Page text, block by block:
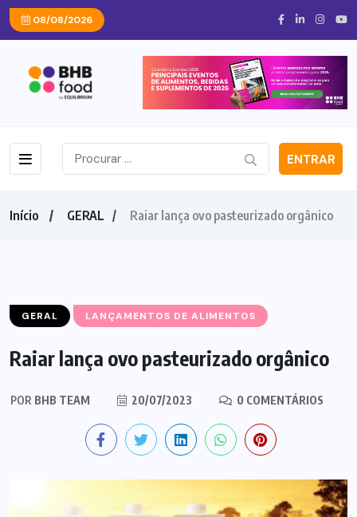
08/08/2026
ENTRAR
Início GERAL Raiar lança ovo pasteurizado orgânico
GERAL LANÇAMENTOS DE ALIMENTOS
Raiar lança ovo pasteurizado orgânico
POR BHB TEAM 20/07/2023 0 COMENTÁRIOS